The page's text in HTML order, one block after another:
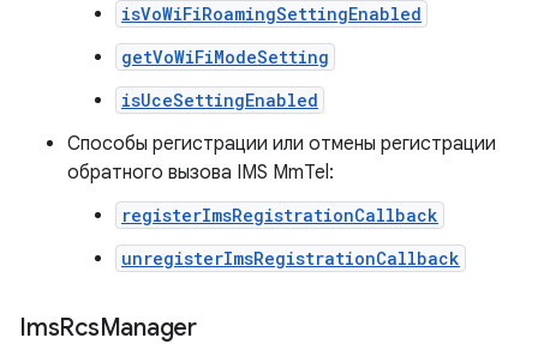
isVoWiFiRoamingSettingEnabled
getVoWiFiModeSetting
isUceSettingEnabled
Способы регистрации или отмены регистрации
обратного вызова IMS MmTel:
registerImsRegistrationCallback
unregisterImsRegistrationCallback
ImsRcsManager